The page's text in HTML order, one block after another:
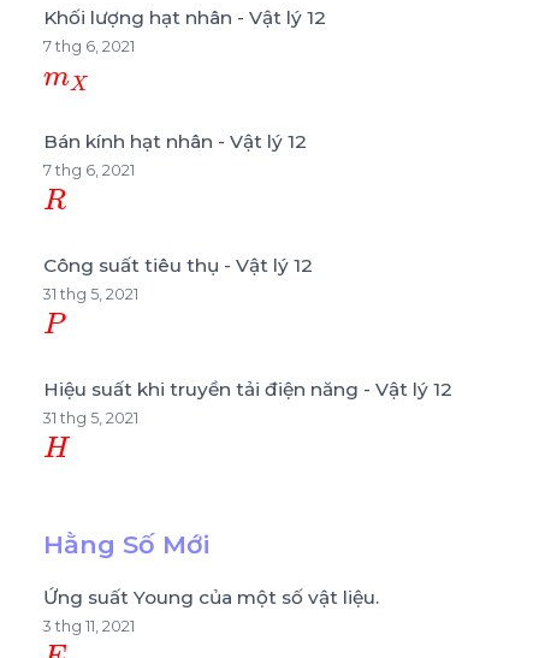
Khối lượng hạt nhân - Vật lý 12
7 thg 6, 2021
mX
Bán kính hạt nhân - Vật lý 12
7 thg 6, 2021
R
Công suất tiêu thụ - Vật lý 12
31 thg 5, 2021
P
Hiệu suất khi truyền tải điện năng - Vật lý 12
31 thg 5, 2021
H
Hằng Số Mới
Ứng suất Young của một số vật liệu.
3 thg 11, 2021
E